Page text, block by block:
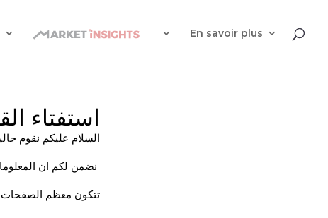
En savoir plus